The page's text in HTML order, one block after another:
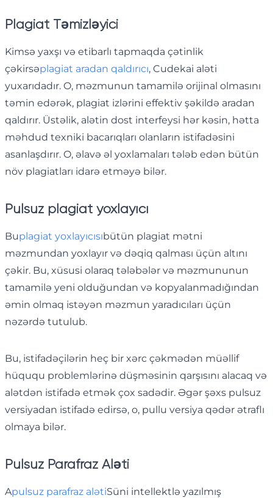
Plagiat Təmizləyici
Kimsə yaxşı və etibarlı tapmaqda çətinlik
çəkirsəplagiat aradan qaldırıcı, Cudekai aləti
yuxarıdadır. O, məzmunun tamamilə orijinal olmasını
təmin edərək, plagiat izlərini effektiv şəkildə aradan
qaldırır. Üstəlik, alətin dost interfeysi hər kəsin, hətta
məhdud texniki bacarıqları olanların istifadəsini
asanlaşdırır. O, əlavə əl yoxlamaları tələb edən bütün
növ plagiatları idarə etməyə bilər.
Pulsuz plagiat yoxlayıcı
Buplagiat yoxlayıcısıbütün plagiat mətni
məzmundan yoxlayır və dəqiq qalması üçün altını
çəkir. Bu, xüsusi olaraq tələbələr və məzmununun
tamamilə yeni olduğundan və kopyalanmadığından
əmin olmaq istəyən məzmun yaradıcıları üçün
nəzərdə tutulub.
Bu, istifadəçilərin heç bir xərc çəkmədən müəllif
hüququ problemlərinə düşməsinin qarşısını alacaq və
alətdən istifadə etmək çox sadədir. Əgər şəxs pulsuz
versiyadan istifadə edirsə, o, pullu versiya qədər ətraflı
olmaya bilər.
Pulsuz Parafraz Aləti
Apulsuz parafraz alətiSüni intellektlə yazılmış